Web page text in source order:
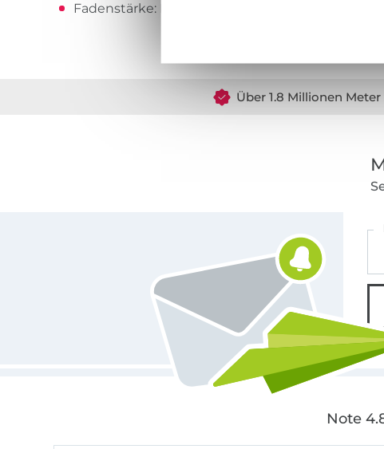
Fadenstärke: No./Tkt. 100 | dtex 300/2 | Nm 65/2
Über 1.8 Millionen
Note